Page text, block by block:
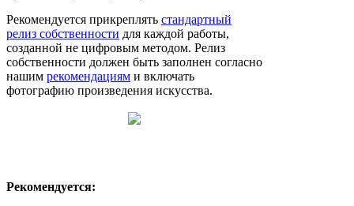
Рекомендуется прикреплять стандартный
релиз собственности для каждой работы,
созданной не цифровым методом. Релиз
собственности должен быть заполнен согласно
нашим рекомендациям и включать
фотографию произведения искусства.
Рекомендуется: